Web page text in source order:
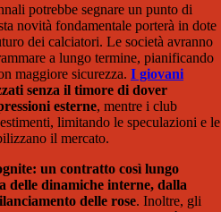
potrebbe segnare un punto di
novità fondamentale porterà in dote
dei calciatori. Le società avranno
a lungo termine, pianificando
maggiore sicurezza. I giovani
senza il timore di dover
esterne, mentre i club
limitando le speculazioni e le
il mercato.
un contratto così lungo
delle dinamiche interne, dalla
delle rose. Inoltre, gli